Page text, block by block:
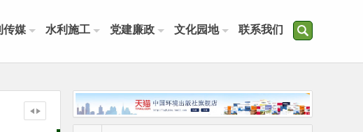
传媒 水利施工 党建廉政 文化园地 联系我们